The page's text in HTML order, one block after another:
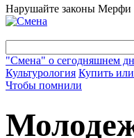
Нарушайте законы Мерфи
"Смена" о сегодняшнем
Культурология Купить
Чтобы помнили